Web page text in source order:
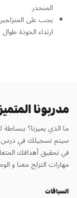
المنحدر
ارتداء الخوذة
مدربونا
ما الذي يميزنا؟ ببساطة
سيتم تسجيلك في درس
في تحقيق أهدافك
مهارات التزلج معنا و
السباقات